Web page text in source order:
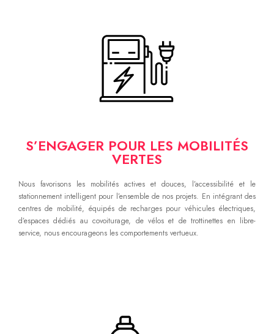
S’ENGAGER POUR LES MOBILITÉS
VERTES
Nous favorisons les mobilités actives et douces, l’accessibilité et le
stationnement intelligent pour l’ensemble de nos projets. En intégrant des
centres de mobilité, équipés de recharges pour véhicules électriques,
d’espaces dédiés au covoiturage, de vélos et de trottinettes en libre-
service, nous encourageons les comportements vertueux.